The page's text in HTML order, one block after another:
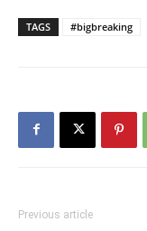
TAGS #bigbreaking
Previous article